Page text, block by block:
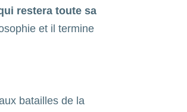
restera toute sa
et il termine
batailles de la